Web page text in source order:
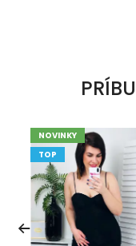
NOVINKY
TOP